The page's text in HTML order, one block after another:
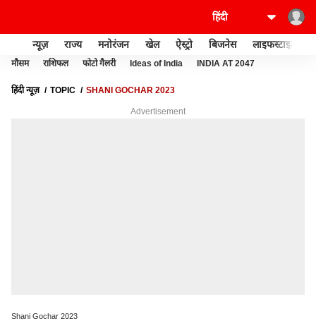
न्यूज़ राज्य मनोरंजन खेल ऐस्ट्रो बिजनेस लाइफस्टाइल
मौसम राशिफल फोटो गैलरी Ideas of India INDIA AT 2047
हिंदी न्यूज़ TOPIC SHANI GOCHAR 2023
Advertisement
Shani Gochar 2023